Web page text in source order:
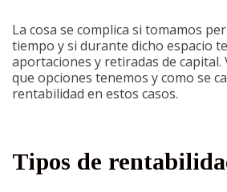
La cosa se complica si tomamos
tiempo y si durante dicho espacio
aportaciones y retiradas de capital.
que opciones tenemos y como se
rentabilidad en estos casos.
Tipos de